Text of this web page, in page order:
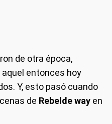
de otra época,
entonces hoy
Y, esto pasó cuando
de Rebelde way en